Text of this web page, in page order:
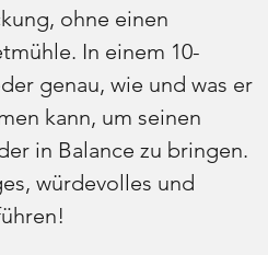
ohne einen
In einem 10-
genau, wie und was er
kann, um seinen
in Balance zu bringen.
würdevolles und